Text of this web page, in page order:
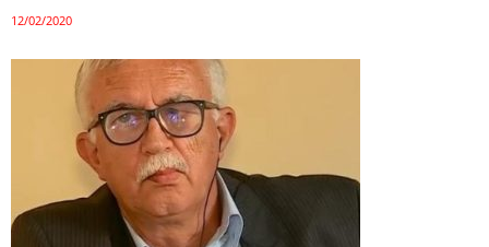
12/02/2020